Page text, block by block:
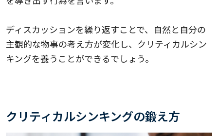
ディスカッションを繰り返すことで、自然と自分の
主観的な物事の考え方が変化し、クリティカルシン
キングを養うことができるでしょう。
クリティカルシンキングの鍛え方